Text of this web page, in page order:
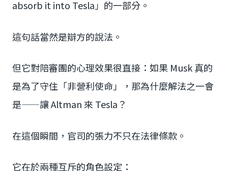
absorb it into Tesla」的一部分。
這句話當然是辯方的說法。
但它對陪審團的心理效果很直接：如果 Musk 真的
是為了守住「非營利使命」，那為什麼解法之一會
是——讓 Altman 來 Tesla？
在這個瞬間，官司的張力不只在法律條款。
它在於兩種互斥的角色設定：